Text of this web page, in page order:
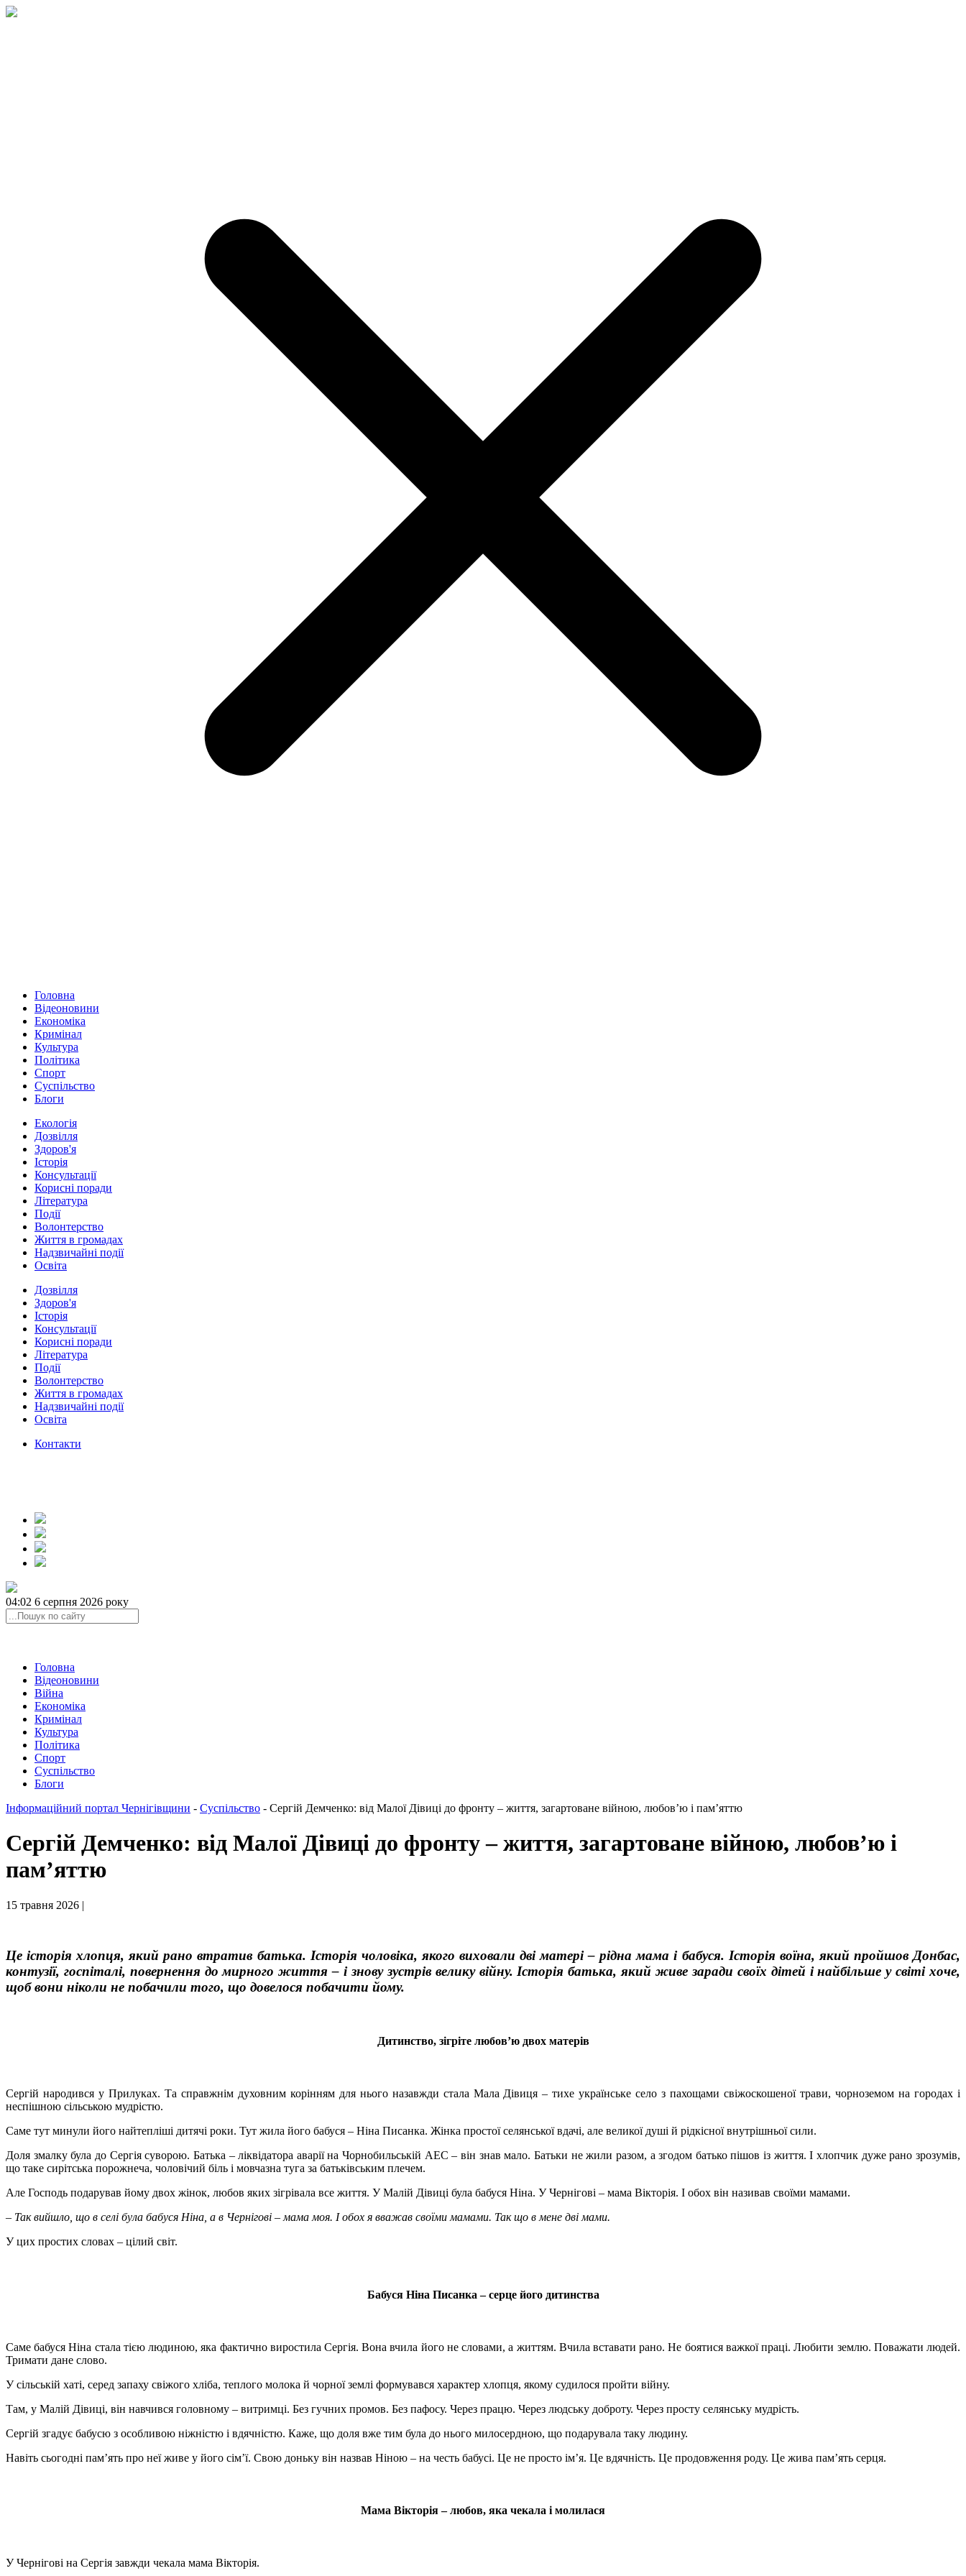
Головна
Відеоновини
Економіка
Кримінал
Культура
Політика
Спорт
Суспільство
Блоги
Екологія
Дозвілля
Здоров'я
Історія
Консультації
Корисні поради
Література
Події
Волонтерство
Життя в громадах
Надзвичайні події
Освіта
Дозвілля
Здоров'я
Історія
Консультації
Корисні поради
Література
Події
Волонтерство
Життя в громадах
Надзвичайні події
Освіта
Контакти
04:02 6 серпня 2026 року
Головна
Відеоновини
Війна
Економіка
Кримінал
Культура
Політика
Спорт
Суспільство
Блоги
Інформаційний портал Чернігівщини - Суспільство - Сергій Демченко: від Малої Дівиці до фронту – життя, загартоване війною, любов’ю і пам’яттю
Сергій Демченко: від Малої Дівиці до фронту – життя, загартоване війною, любов’ю і
пам’яттю
15 травня 2026 |
Це історія хлопця, який рано втратив батька. Історія чоловіка, якого виховали дві матері – рідна мама і бабуся. Історія воїна, який пройшов Донбас,
контузії, госпіталі, повернення до мирного життя – і знову зустрів велику війну. Історія батька, який живе заради своїх дітей і найбільше у світі хоче,
щоб вони ніколи не побачили того, що довелося побачити йому.
Дитинство, зігріте любов’ю двох матерів
Сергій народився у Прилуках. Та справжнім духовним корінням для нього назавжди стала Мала Дівиця – тихе українське село з пахощами свіжоскошеної трави, чорноземом на городах і
неспішною сільською мудрістю.
Саме тут минули його найтепліші дитячі роки. Тут жила його бабуся – Ніна Писанка. Жінка простої селянської вдачі, але великої душі й рідкісної внутрішньої сили.
Доля змалку була до Сергія суворою. Батька – ліквідатора аварії на Чорнобильській АЕС – він знав мало. Батьки не жили разом, а згодом батько пішов із життя. І хлопчик дуже рано зрозумів,
що таке сирітська порожнеча, чоловічий біль і мовчазна туга за батьківським плечем.
Але Господь подарував йому двох жінок, любов яких зігрівала все життя. У Малій Дівиці була бабуся Ніна. У Чернігові – мама Вікторія. І обох він називав своїми мамами.
– Так вийшло, що в селі була бабуся Ніна, а в Чернігові – мама моя. І обох я вважав своїми мамами. Так що в мене дві мами.
У цих простих словах – цілий світ.
Бабуся Ніна Писанка – серце його дитинства
Саме бабуся Ніна стала тією людиною, яка фактично виростила Сергія. Вона вчила його не словами, а життям. Вчила вставати рано. Не боятися важкої праці. Любити землю. Поважати людей.
Тримати дане слово.
У сільській хаті, серед запаху свіжого хліба, теплого молока й чорної землі формувався характер хлопця, якому судилося пройти війну.
Там, у Малій Дівиці, він навчився головному – витримці. Без гучних промов. Без пафосу. Через працю. Через людську доброту. Через просту селянську мудрість.
Сергій згадує бабусю з особливою ніжністю і вдячністю. Каже, що доля вже тим була до нього милосердною, що подарувала таку людину.
Навіть сьогодні пам’ять про неї живе у його сім’ї. Свою доньку він назвав Ніною – на честь бабусі. Це не просто ім’я. Це вдячність. Це продовження роду. Це жива пам’ять серця.
Мама Вікторія – любов, яка чекала і молилася
У Чернігові на Сергія завжди чекала мама Вікторія.